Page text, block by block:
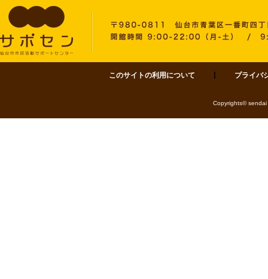
サポセン 仙台市市民活動サポートセンター 〒980-0811 仙台市青葉区一
このサイトの利用について プライバ
Copyrights©